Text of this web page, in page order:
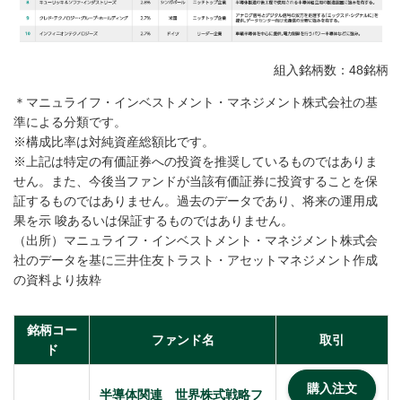
組入銘柄数：48銘柄
＊マニュライフ・インベストメント・マネジメント株式会社の基
準による分類です。
※構成比率は対純資産総額比です。
※上記は特定の有価証券への投資を推奨しているものではありま
せん。また、今後当ファンドが当該有価証券に投資することを保
証するものではありません。過去のデータであり、将来の運用成
果を示 唆あるいは保証するものではありません。
（出所）マニュライフ・インベストメント・マネジメント株式会
社のデータを基に三井住友トラスト・アセットマネジメント作成
の資料より抜粋
銘柄コー
ド
ファンド名 取引
半導体関連 世界株式戦略フ
購入注文